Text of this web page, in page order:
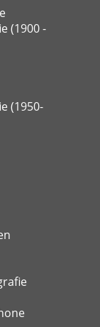
(1900 -
(1950-